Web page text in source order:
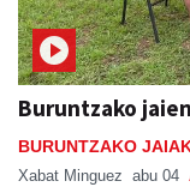
Buruntzako
BURUNTZAKO
Xabat Minguez abu 04